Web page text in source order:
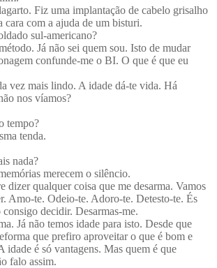
Fiz uma implantação de cabelo grisalho
cara com a ajuda de um bisturi.
sul-americano?
Já não sei quem sou. Isto de mudar
confunde-me o BI. O que é que eu
vez mais lindo. A idade dá-te vida. Há
nos víamos?
tempo?
tenda.
nada?
merecem o silêncio.
dizer qualquer coisa que me desarma. Vamos
Amo-te. Odeio-te. Adoro-te. Detesto-te. És
decidir. Desarmas-me.
Já não temos idade para isto. Desde que
que prefiro aproveitar o que é bom e
idade é só vantagens. Mas quem é que
falo assim.